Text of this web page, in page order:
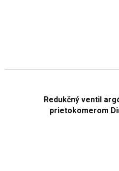
Redukčný ventil
prietokomerom